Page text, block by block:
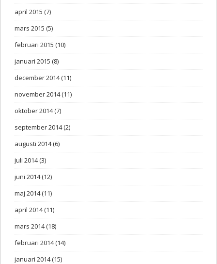
april 2015 (7)
mars 2015 (5)
februari 2015 (10)
januari 2015 (8)
december 2014(11)
november 2014(11)
oktober 2014(7)
september 2014(2)
augusti 2014(6)
juli 2014(3)
juni 2014(12)
maj 2014(11)
april 2014(11)
mars 2014(18)
februari 2014(14)
januari 2014(15)